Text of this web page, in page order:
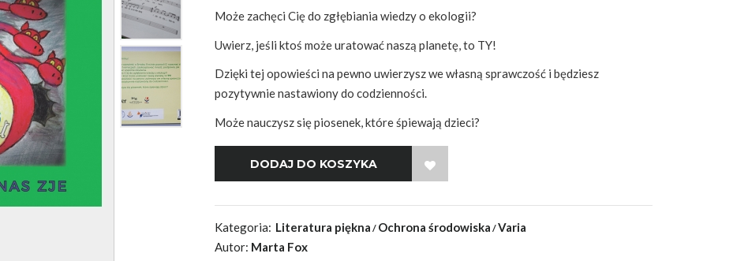
Może zachęci Cię do zgłębiania wiedzy o ekologii?
Uwierz, jeśli ktoś może uratować naszą planetę, to TY!
Dzięki tej opowieści na pewno uwierzysz we własną sprawczość i będziesz
pozytywnie nastawiony do codzienności.
Może nauczysz się piosenek, które śpiewają dzieci?
WISH LIST
Kategoria: Literatura piękna Ochrona środowiska Varia
Autor: Marta Fox